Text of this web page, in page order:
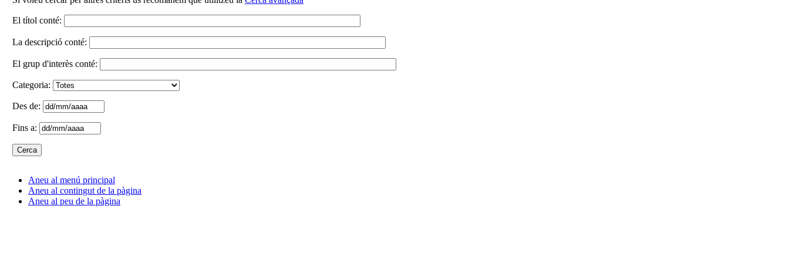
El títol conté:
La descripció conté:
El grup d'interès conté:
Categoria:
Des de:
Fins a:
Aneu al menú principal
Aneu al contingut de la pàgina
Aneu al peu de la pàgina